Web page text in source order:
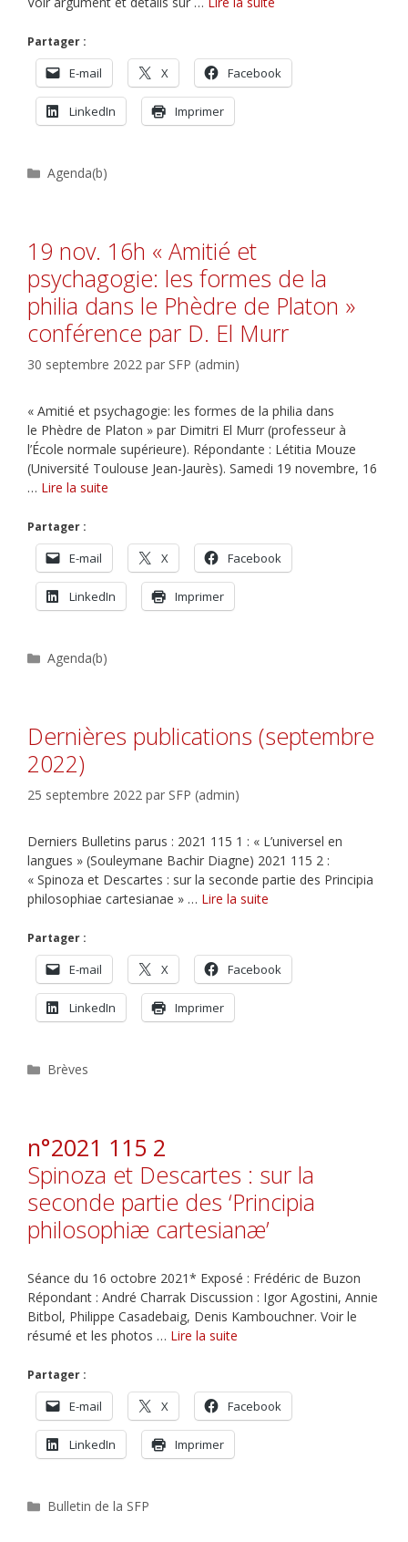
Partager :
E-mail X Facebook
LinkedIn Imprimer
Catégories
Agenda(b)
19 nov. 16h « Amitié et
psychagogie: les formes de la
philia dans le Phèdre de Platon »
conférence par D. El Murr
30 septembre 2022 par SFP (admin)
« Amitié et psychagogie: les formes de la philia dans
le Phèdre de Platon » par Dimitri El Murr (professeur à
l’École normale supérieure). Répondante : Létitia Mouze
(Université Toulouse Jean-Jaurès). Samedi 19 novembre, 16
… Lire la suite
Partager :
E-mail X Facebook
LinkedIn Imprimer
Catégories
Agenda(b)
Dernières publications (septembre
2022)
25 septembre 2022 par SFP (admin)
Derniers Bulletins parus : 2021 115 1 : « L’universel en
langues » (Souleymane Bachir Diagne) 2021 115 2 :
« Spinoza et Descartes : sur la seconde partie des Principia
philosophiae cartesianae » … Lire la suite
Partager :
E-mail X Facebook
LinkedIn Imprimer
Catégories
Brèves
n°2021 115 2
Spinoza et Descartes : sur la
seconde partie des ‘Principia
philosophiæ cartesianæ’
Séance du 16 octobre 2021* Exposé : Frédéric de Buzon
Répondant : André Charrak Discussion : Igor Agostini, Annie
Bitbol, Philippe Casadebaig, Denis Kambouchner. Voir le
résumé et les photos … Lire la suite
Partager :
E-mail X Facebook
LinkedIn Imprimer
Catégories
Bulletin de la SFP